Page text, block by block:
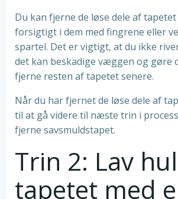
Du kan fjerne de løse dele af
forsigtigt i dem med fingrene eller
spartel. Det er vigtigt, at du ikke
det kan beskadige væggen og gøre
fjerne resten af tapetet senere.
Når du har fjernet de løse dele af
til at gå videre til næste trin i
fjerne savsmuldstapet.
Trin 2: Lav
tapetet med